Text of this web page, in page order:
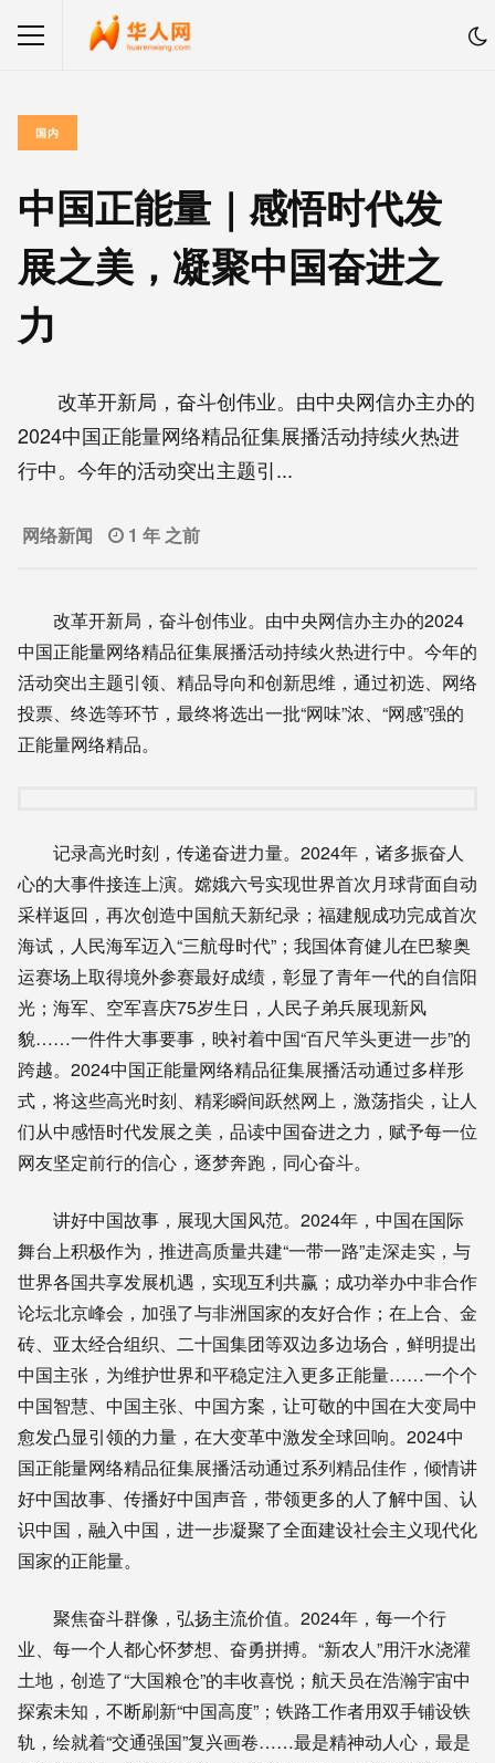
国内
中国正能量｜感悟时代发
展之美，凝聚中国奋进之
力
改革开新局，奋斗创伟业。由中央网信办主办的
2024中国正能量网络精品征集展播活动持续火热进
行中。今年的活动突出主题引...
网络新闻 1 年 之前
改革开新局，奋斗创伟业。由中央网信办主办的2024
中国正能量网络精品征集展播活动持续火热进行中。今年的
活动突出主题引领、精品导向和创新思维，通过初选、网络
投票、终选等环节，最终将选出一批“网味”浓、“网感”强的
正能量网络精品。
记录高光时刻，传递奋进力量。2024年，诸多振奋人
心的大事件接连上演。嫦娥六号实现世界首次月球背面自动
采样返回，再次创造中国航天新纪录；福建舰成功完成首次
海试，人民海军迈入“三航母时代”；我国体育健儿在巴黎奥
运赛场上取得境外参赛最好成绩，彰显了青年一代的自信阳
光；海军、空军喜庆75岁生日，人民子弟兵展现新风
貌……一件件大事要事，映衬着中国“百尺竿头更进一步”的
跨越。2024中国正能量网络精品征集展播活动通过多样形
式，将这些高光时刻、精彩瞬间跃然网上，激荡指尖，让人
们从中感悟时代发展之美，品读中国奋进之力，赋予每一位
网友坚定前行的信心，逐梦奔跑，同心奋斗。
讲好中国故事，展现大国风范。2024年，中国在国际
舞台上积极作为，推进高质量共建“一带一路”走深走实，与
世界各国共享发展机遇，实现互利共赢；成功举办中非合作
论坛北京峰会，加强了与非洲国家的友好合作；在上合、金
砖、亚太经合组织、二十国集团等双边多边场合，鲜明提出
中国主张，为维护世界和平稳定注入更多正能量……一个个
中国智慧、中国主张、中国方案，让可敬的中国在大变局中
愈发凸显引领的力量，在大变革中激发全球回响。2024中
国正能量网络精品征集展播活动通过系列精品佳作，倾情讲
好中国故事、传播好中国声音，带领更多的人了解中国、认
识中国，融入中国，进一步凝聚了全面建设社会主义现代化
国家的正能量。
聚焦奋斗群像，弘扬主流价值。2024年，每一个行
业、每一个人都心怀梦想、奋勇拼搏。“新农人”用汗水浇灌
土地，创造了“大国粮仓”的丰收喜悦；航天员在浩瀚宇宙中
探索未知，不断刷新“中国高度”；铁路工作者用双手铺设铁
轨，绘就着“交通强国”复兴画卷……最是精神动人心，最是